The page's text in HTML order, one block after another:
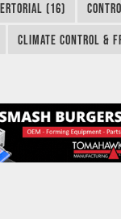
(16)
CLIMATE CONTROL &